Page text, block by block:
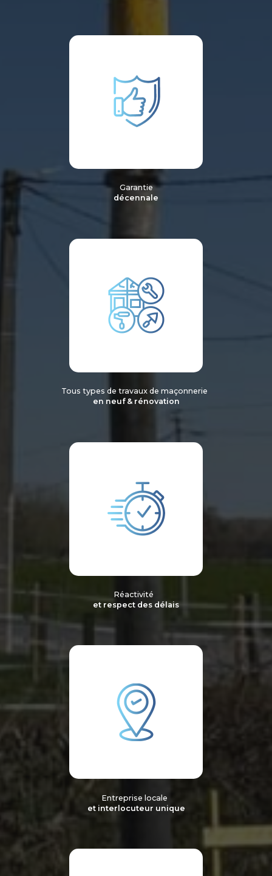
Garantie
décennale
Tous types de travaux de maçonnerie
en neuf & rénovation
Réactivité
et respect des délais
Entreprise locale
et interlocuteur unique